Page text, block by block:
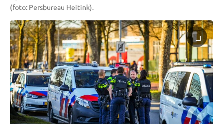
(foto: Persbureau Heitink).